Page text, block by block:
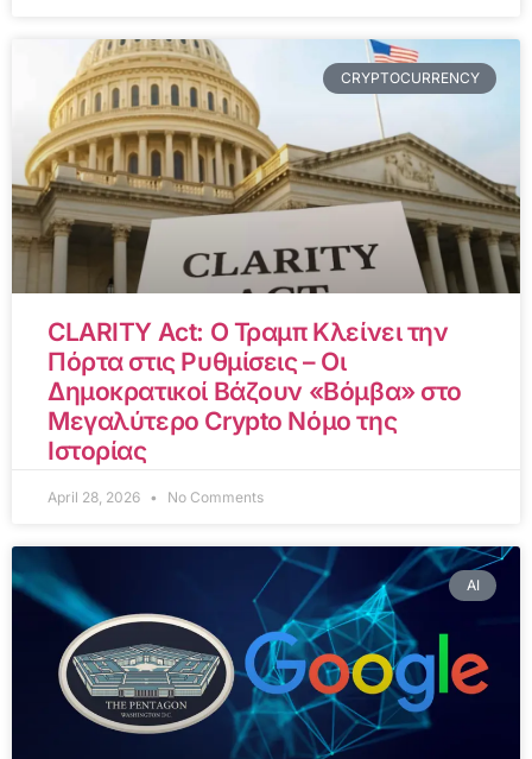
CRYPTOCURRENCY
CLARITY Act: Ο Τραμπ Κλείνει την
Πόρτα στις Ρυθμίσεις – Οι
Δημοκρατικοί Βάζουν «Βόμβα» στο
Μεγαλύτερο Crypto Νόμο της
Ιστορίας
April 28, 2026 No Comments
AI